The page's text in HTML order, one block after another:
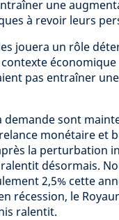
une
à revoir leurs
jouera un rôle
pas entraîner
sont
monétaire et
la perturbation
désormais.
2,5% cette
récession, le
ralentit.